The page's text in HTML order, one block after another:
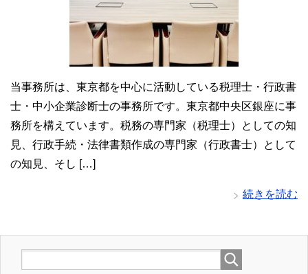
当事務所は、東京都を中心に活動している税理士・行政書
士・中小企業診断士の事務所です。東京都中央区銀座に事
務所を構えています。税務の専門家（税理士）としての知
見、行政手続・法律書類作成の専門家（行政書士）として
の知見、そし […]
続きを読む